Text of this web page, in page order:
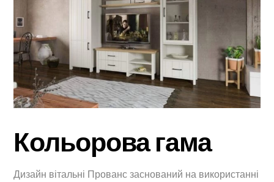
Кольорова гама
Дизайн вітальні Прованс заснований на використанні